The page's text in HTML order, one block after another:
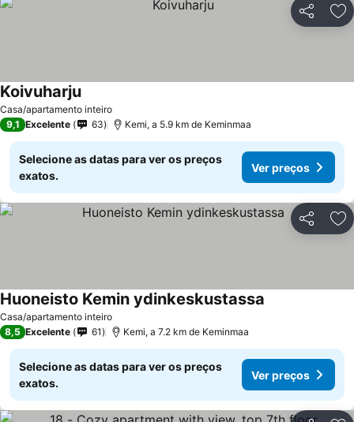
Partilhar
Casa/apartamento inteiro
Koivuharju
9,1 Excelente 63 Kemi, a 5.9 km de Keminmaa
Selecione as datas para ver os preços
exatos.
Ver preços
Partilhar
Casa/apartamento inteiro
Huoneisto Kemin ydinkeskustassa
8,5 Excelente 61 Kemi, a 7.2 km de Keminmaa
Selecione as datas para ver os preços
exatos.
Ver preços